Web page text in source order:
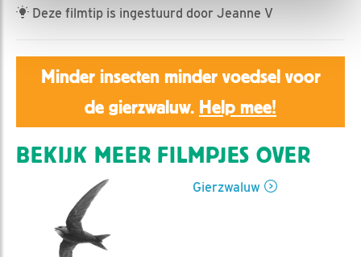
Deze filmtip is ingestuurd door Jeanne V
Minder insecten minder voedsel voor
de gierzwaluw. Help mee!
BEKIJK MEER FILMPJES OVER
Gierzwaluw